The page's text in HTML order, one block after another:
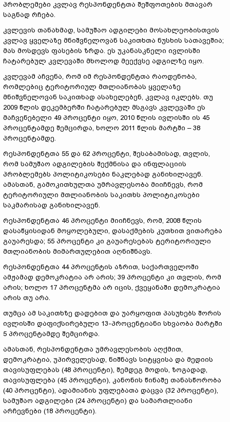
პრობლემები კვლავ რესპონდენტთა შეშფოთების მთავარ
საგნად რჩება.
კვლევის თანახმად, სამუშაო ადგილები მოსახლეობისთვის
კვლავ ყველაზე მნიშვნელოვან საკითხთა ნუსხის სათავეშია;
მას მოსდევს ფასების ზრდა. ეს უკანასკნელი ივლისში
ჩატარებულ კვლევაში მხოლოდ მეექვსე ადგილზე იყო.
კვლევამ აჩვენა, რომ იმ რესპონდენტთა რაოდენობა,
რომლებიც ტერიტორიულ მთლიანობას ყველაზე
მნიშვნელოვან საკითხად ასახელებენ, კვლავ იკლებს. თუ
2009 წლის დეკემბერში ჩატარებულ მსგავს კვლევაში ეს
მაჩვენებელი 49 პროცენტი იყო, 2010 წლის ივლისში ის 45
პროცენტამდე შემცირდა, ხოლო 2011 წლის მარტში – 38
პროცენტამდე.
რესპონდენტთა 55 და 62 პროცენტი, შესაბამისად, თვლის,
რომ სამუშაო ადგილების შექმნისა და ინფლაციის
პრობლემებს პოლიტიკოსები ნაკლებად განიხილავენ.
ამასთან, გამოკითხულთა უმრავლესობა მიიჩნევს, რომ
ტერიტორიული მთლიანობის საკითხს პოლიტიკოსები
საკმარისად განიხილავენ.
რესპონდენტთა 46 პროცენტი მიიჩნევს, რომ, 2008 წლის
დასაწყისიდან მოყოლებული, დასაქმების კუთხით ვითარება
გაუარესდა; 55 პროცენტი კი გაუარესებას ტერიტორიული
მთლიანობის მიმართულებით აღნიშნავს.
რესპონდენტთა 44 პროცენტის აზრით, საქართველოში
ამჟამად დემოკრატია არ არის; 39 პროცენტი კი თვლის, რომ
არის; ხოლო 17 პროცენტმა არ იცის, ქვეყანაში დემოკრატია
არის თუ არა.
თუმცა ამ საკითხზე დადებით და უარყოფით პასუხებს შორის
ივლისში დაფიქსირებული 13-პროცენტიანი სხვაობა მარტში
5 პროცენტამდე შემცირდა.
ამასთან, რესპონდენტთა უმრავლესობის აღქმით,
დემოკრატია, უპირველესად, ნიშნავს სიტყვისა და მედიის
თავისუფლებას (48 პროცენტი), შემდეგ მოდის, ზოგადად,
თავისუფლება (45 პროცენტი), კანონის წინაშე თანასწორობა
(40 პროცენტი), ადამიანის უფლებათა დაცვა (32 პროცენტი),
სამუშაო ადგილები (24 პროცენტი) და სამართლიანი
არჩევნები (18 პროცენტი).